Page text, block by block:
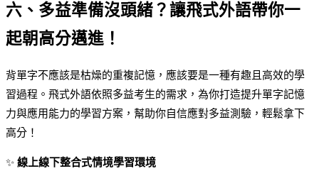
六、多益準備沒頭緒？讓飛式外語帶你一
起朝高分邁進！
背單字不應該是枯燥的重複記憶，應該要是一種有趣且高效的學
習過程。飛式外語依照多益考生的需求，為你打造提升單字記憶
力與應用能力的學習方案，幫助你自信應對多益測驗，輕鬆拿下
高分！
✨ 線上線下整合式情境學習環境